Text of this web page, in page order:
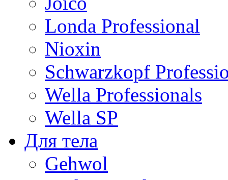
Londa Professional
Nioxin
Schwarzkopf
Wella Professionals
Wella SP
Для тела
Gehwol